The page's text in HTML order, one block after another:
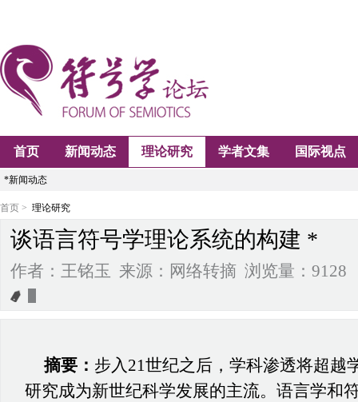
首页 新闻动态 理论研究 学者文集 国际视点
*新闻动态
首页 > 理论研究
谈语言符号学理论系统的构建 *
作者：王铭玉 来源：网络转摘 浏览量：9128
摘要： 步入 21世纪之后，学科渗透将超越
研究成为新世纪科学发展的主流。语言学和